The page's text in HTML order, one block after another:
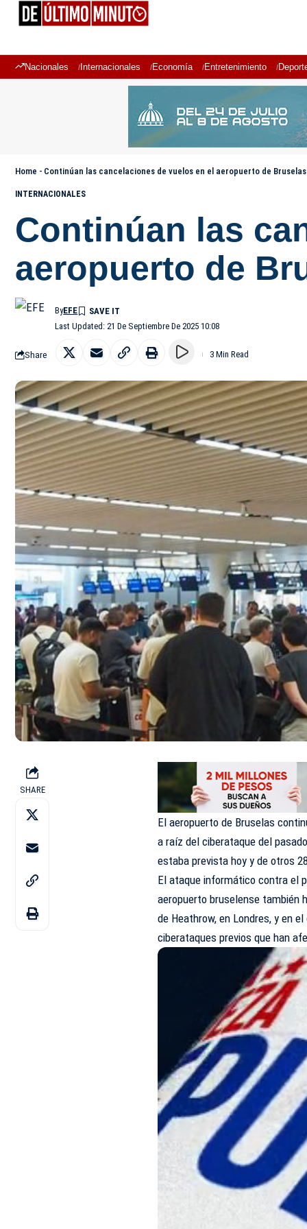
Nacionales Internacionales Economía Entretenimiento
Home - Continúan las cancelaciones de vuelos en el aeropuerto de
INTERNACIONALES
Continúan las
aeropuerto de
Last Updated: 21 De Septiembre De 2025 10:08
ByEFE
Share 3 Min Read
SHARE
El aeropuerto de Bruselas
a raíz del ciberataque del
estaba prevista hoy y de otros
El ataque informático contra el
aeropuerto bruselense también
de Heathrow, en Londres, y en
ciberataques previos que han